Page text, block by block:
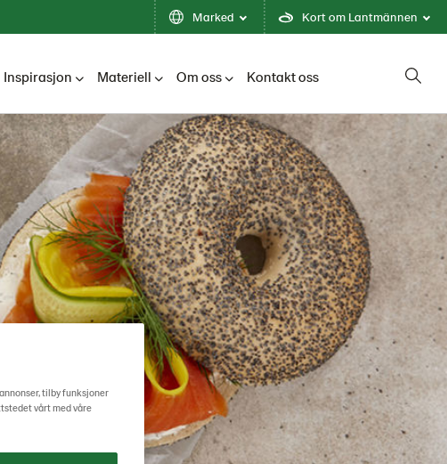
Marked Kort om Lantmännen
Inspirasjon Materiell Om oss Kontakt oss
tilby funksjoner
vårt med våre